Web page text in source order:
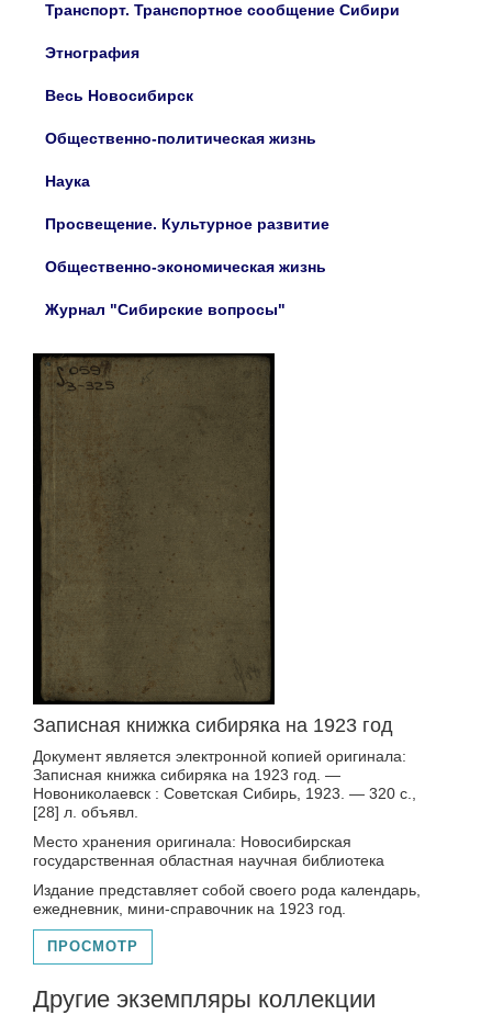
Транспорт. Транспортное сообщение Сибири
Этнография
Весь Новосибирск
Общественно-политическая жизнь
Наука
Просвещение. Культурное развитие
Общественно-экономическая жизнь
Журнал "Сибирские вопросы"
Записная книжка сибиряка на 1923 год
Документ является электронной копией оригинала:
Записная книжка сибиряка на 1923 год. —
Новониколаевск : Советская Сибирь, 1923. — 320 с.,
[28] л. объявл.
Место хранения оригинала: Новосибирская
государственная областная научная библиотека
Издание представляет собой своего рода календарь,
ежедневник, мини-справочник на 1923 год.
ПРОСМОТР
Другие экземпляры коллекции